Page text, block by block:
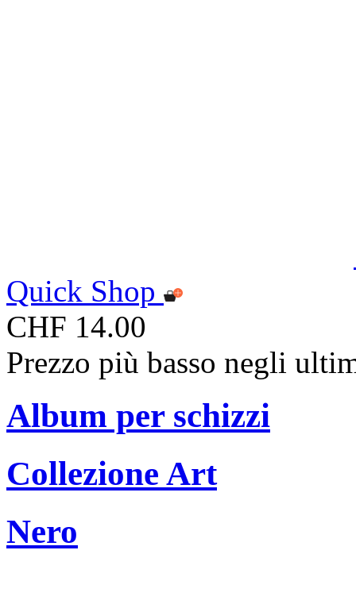
Quick Shop
CHF 14.00
Prezzo più basso negli
Album per schizzi
Collezione Art
Nero